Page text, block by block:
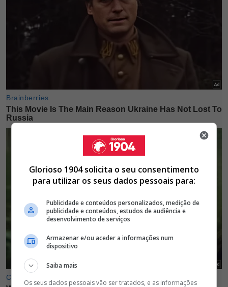
Glorioso 1904 solicita o seu consentimento
para utilizar os seus dados pessoais para:
Publicidade e conteúdos personalizados, medição de
publicidade e conteúdos, estudos de audiência e
desenvolvimento de serviços
Armazenar e/ou aceder a informações num
dispositivo
Saiba mais
Os seus dados pessoais vão ser tratados, e as informações